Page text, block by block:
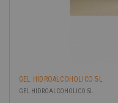
GEL HIDROALCOHOLICO 5L
GEL HIDROALCOHOLICO 5L